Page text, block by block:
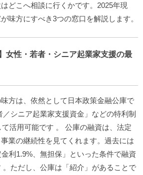
どこへ相談に行くかです。2025年現
味方にすべき3つの窓口を解説します。
女性・若者・シニア起業家支援の最
方は、依然として日本政策金融公庫で
シニア起業家支援資金」などの特利制
活用可能です 。 公庫の融資は、法定
業の継続性を見てくれます。過去には
金利1.9%、無担保」といった条件で融資
。ただし、公庫は「紹介」があることで